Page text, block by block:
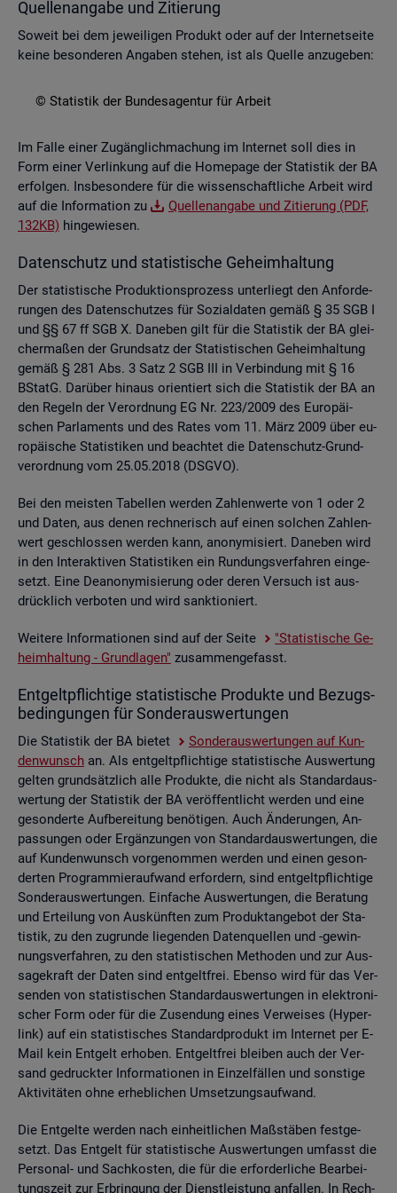
Quel­len­an­ga­be und Zi­tie­rung
So­weit bei dem je­wei­li­gen Pro­dukt oder auf der In­ter­net­sei­te
keine be­son­de­ren An­ga­ben ste­hen, ist als Quel­le an­zu­ge­ben:
© Sta­tis­tik der Bun­des­agen­tur für Ar­beit
Im Falle einer Zu­gäng­lich­ma­chung im In­ter­net soll dies in
Form einer Ver­lin­kung auf die Home­page der Sta­tis­tik der BA
er­fol­gen. Ins­be­son­de­re für die wis­sen­schaft­li­che Ar­beit wird
auf die In­for­ma­ti­on zu
Quel­len­an­ga­be und Zi­tie­rung (PDF,
132KB) hin­ge­wie­sen.
Da­ten­schutz und sta­tis­ti­sche Ge­heim­hal­tung
Der sta­tis­ti­sche Pro­duk­ti­ons­pro­zess un­ter­liegt den An­for­de­
run­gen des Da­ten­schut­zes für So­zi­al­da­ten gemäß § 35 SGB I
und §§ 67 ff SGB X. Da­ne­ben gilt für die Sta­tis­tik der BA glei­
cher­ma­ßen der Grund­satz der Sta­tis­ti­schen Ge­heim­hal­tung
gemäß § 281 Abs. 3 Satz 2 SGB III in Ver­bin­dung mit § 16
BStatG. Dar­über hin­aus ori­en­tiert sich die Sta­tis­tik der BA an
den Re­geln der Ver­ord­nung EG Nr. 223/2009 des Eu­ro­päi­
schen Par­la­ments und des Rates vom 11. März 2009 über eu­
ro­päi­sche Sta­tis­ti­ken und be­ach­tet die Da­ten­schutz-Grund­
ver­ord­nung vom 25.05.2018 (DSGVO).
Bei den meis­ten Ta­bel­len wer­den Zah­len­wer­te von 1 oder 2
und Daten, aus denen rech­ne­risch auf einen sol­chen Zah­len­
wert ge­schlos­sen wer­den kann, an­ony­mi­siert. Da­ne­ben wird
in den In­ter­ak­ti­ven Sta­tis­ti­ken ein Run­dungs­ver­fah­ren ein­ge­
setzt. Eine De­an­ony­mi­sie­rung oder deren Ver­such ist aus­
drück­lich ver­bo­ten und wird sank­tio­niert.
Wei­te­re In­for­ma­tio­nen sind auf der Seite
"Sta­tis­ti­sche Ge­
heim­hal­tung - Grund­la­gen" zu­sam­men­ge­fasst.
Ent­gelt­pflich­ti­ge sta­tis­ti­sche Pro­duk­te und Be­zugs­
be­din­gun­gen für Son­der­aus­wer­tun­gen
Die Sta­tis­tik der BA bie­tet
Son­der­aus­wer­tun­gen auf Kun­
den­wunsch an. Als ent­gelt­pflich­ti­ge sta­tis­ti­sche Aus­wer­tung
gel­ten grund­sätz­lich alle Pro­duk­te, die nicht als Stan­dard­aus­
wer­tung der Sta­tis­tik der BA ver­öf­fent­licht wer­den und eine
ge­son­der­te Auf­be­rei­tung be­nö­ti­gen. Auch Än­de­run­gen, An­
pas­sun­gen oder Er­gän­zun­gen von Stan­dard­aus­wer­tun­gen, die
auf Kun­den­wunsch vor­ge­nom­men wer­den und einen ge­son­
der­ten Pro­gram­mier­auf­wand er­for­dern, sind ent­gelt­pflich­ti­ge
Son­der­aus­wer­tun­gen. Ein­fa­che Aus­wer­tun­gen, die Be­ra­tung
und Er­tei­lung von Aus­künf­ten zum Pro­dukt­an­ge­bot der Sta­
tis­tik, zu den zu­grun­de lie­gen­den Da­ten­quel­len und -ge­win­
nungs­ver­fah­ren, zu den sta­tis­ti­schen Me­tho­den und zur Aus­
sa­ge­kraft der Daten sind ent­gelt­frei. Eben­so wird für das Ver­
sen­den von sta­tis­ti­schen Stan­dard­aus­wer­tun­gen in elek­tro­ni­
scher Form oder für die Zu­sen­dung eines Ver­wei­ses (Hy­per­
link) auf ein sta­tis­ti­sches Stan­dard­pro­dukt im In­ter­net per E-
Mail kein Ent­gelt er­ho­ben. Ent­gelt­frei blei­ben auch der Ver­
sand ge­druck­ter In­for­ma­tio­nen in Ein­zel­fäl­len und sons­ti­ge
Ak­ti­vi­tä­ten ohne er­heb­li­chen Um­set­zungs­auf­wand.
Die Ent­gel­te wer­den nach ein­heit­li­chen Maß­stä­ben fest­ge­
setzt. Das Ent­gelt für sta­tis­ti­sche Aus­wer­tun­gen um­fasst die
Per­so­nal- und Sach­kos­ten, die für die er­for­der­li­che Be­ar­bei­
tungs­zeit zur Er­brin­gung der Dienst­leis­tung an­fal­len. In Rech­